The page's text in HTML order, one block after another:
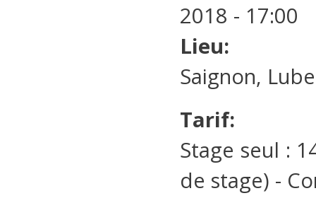
2018 - 17:00
Lieu:
Saignon,
Tarif:
Stage seul :
de stage) -